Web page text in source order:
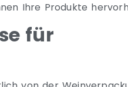
Ihre Produkte
für